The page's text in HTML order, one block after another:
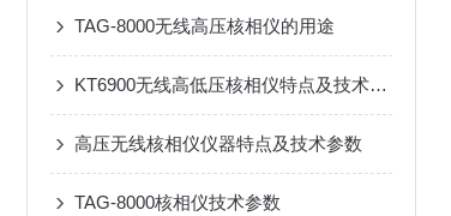
TAG-8000无线高压核相仪的用途
KT6900无线高低压核相仪特点及技术规格
高压无线核相仪仪器特点及技术参数
TAG-8000核相仪技术参数